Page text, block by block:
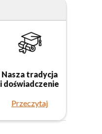
Nasza tradycja
i doświadczenie
Przeczytaj